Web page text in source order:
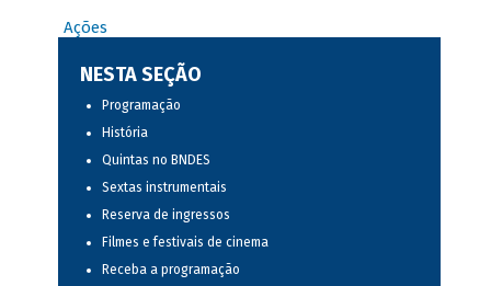
Ações
NESTA SEÇÃO
Programação
História
Quintas no BNDES
Sextas instrumentais
Reserva de ingressos
Filmes e festivais de cinema
Receba a programação